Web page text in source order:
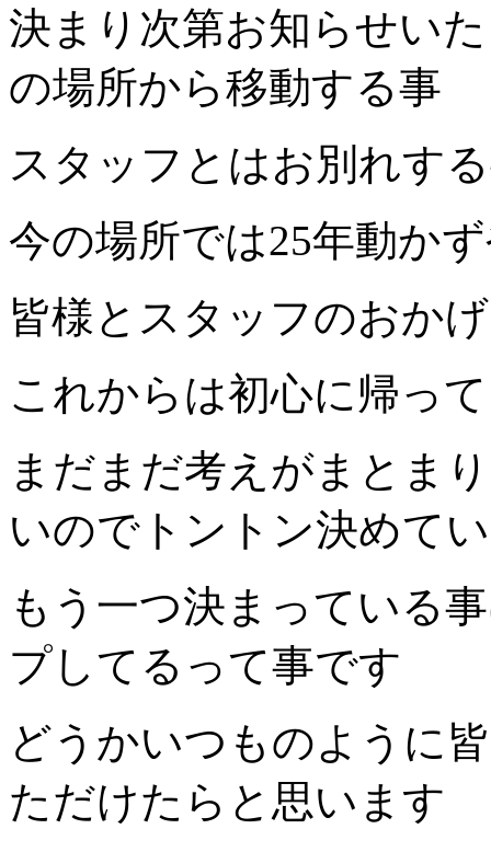
決まり次第お知らせい
の場所から移動する事
スタッフとはお別れす
今の場所では25年動か
皆様とスタッフのおか
これからは初心に帰っ
まだまだ考えがまとま
いのでトントン決めて
もう一つ決まっている
プしてるって事です
どうかいつものように
ただけたらと思います